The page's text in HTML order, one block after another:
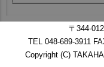
〒344-
TEL 048-689-3911
Copyright (C)